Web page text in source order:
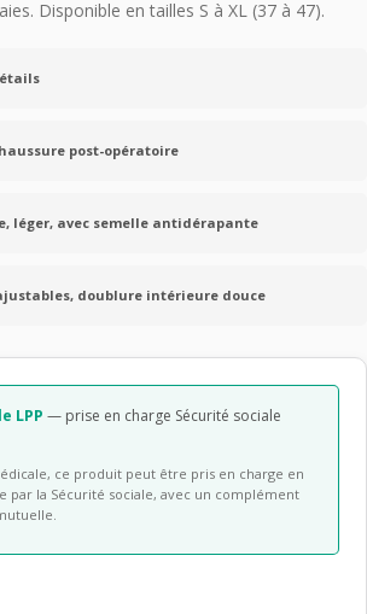
Disponible en tailles S à XL (37 à 47).
post-opératoire
léger, avec semelle antidérapante
doublure intérieure douce
LPP — prise en charge Sécurité sociale
ce produit peut être pris en charge en
par la Sécurité sociale, avec un complément